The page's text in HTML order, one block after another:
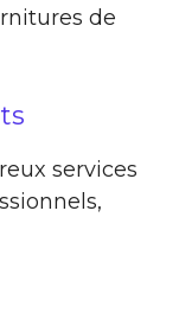
de
services